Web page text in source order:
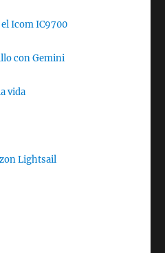
Icom IC9700
con Gemini
vida
Lightsail